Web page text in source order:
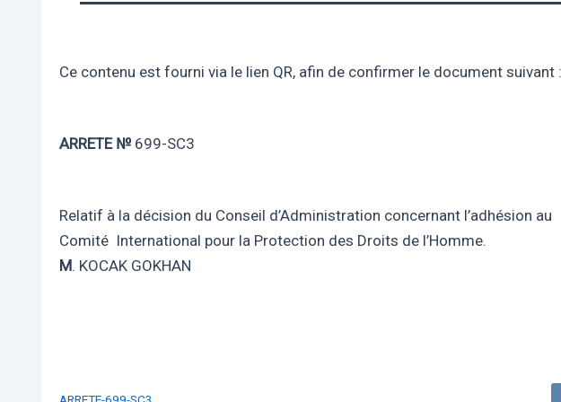
Ce contenu est fourni via le lien QR, afin de confirmer le document suivant :
ARRETE № 699-SC3
Relatif à la décision du Conseil d’Administration concernant l’adhésion au
Comité International pour la Protection des Droits de l’Homme.
M. KOCAK GOKHAN